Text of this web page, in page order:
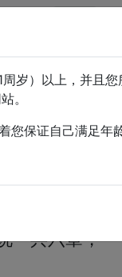
新：2025-12-
一共六章，
岁）以上，并且
。
您保证自己满足年